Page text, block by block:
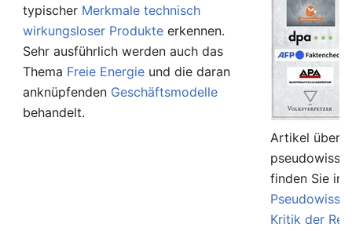
typischer Merkmale technisch
wirkungsloser Produkte erkennen.
Sehr ausführlich werden auch das
Thema Freie Energie und die daran
anknüpfenden Geschäftsmodelle
behandelt.
Artikel über
finden Sie in
Kritik der